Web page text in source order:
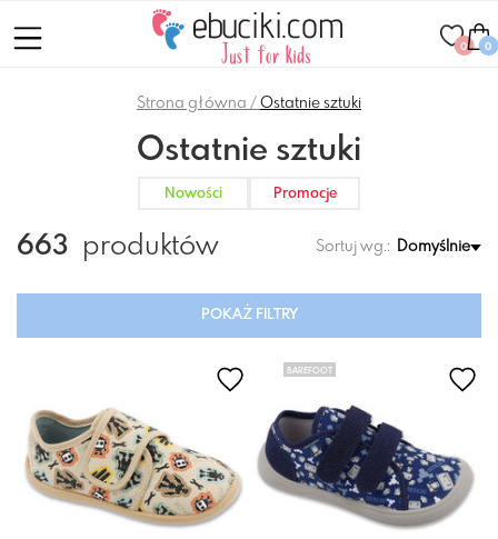
0 0
Strona główna Ostatnie sztuki
Ostatnie sztuki
Nowości Promocje
663 produktów Sortuj wg.: Domyślnie
POKAŻ FILTRY
BAREFOOT